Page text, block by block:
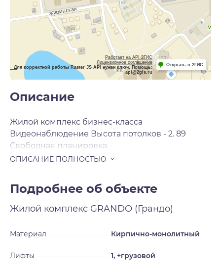
Работает на API 2ГИС
Лицензионное соглашение
Для корректной работы Raster JS API нужен ключ. Помощь:
api@2gis.ru
Открыть в 2ГИС
Описание
Жилой комплекс бизнес-класса
Видеонаблюдение Высота потолков - 2. 89
Свободная планировка
Подробнее об объекте
Жилой комплекс GRANDO (Грандо)
Материал Кирпично-монолитный
Лифты 1, +грузовой